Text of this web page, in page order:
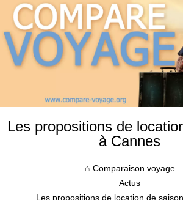
Les propositions de
à Cannes
Comparaison voyage
Actus
Les propositions de location de